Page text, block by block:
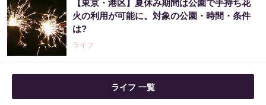
【東京・港区】夏休み期間は公園で手持ち花
火の利用が可能に。対象の公園・時間・条件
は?
ライフ
ライフ 一覧